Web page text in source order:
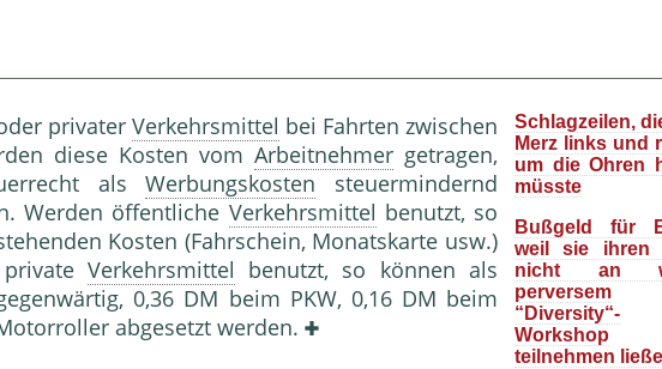
privater Verkehrsmittel bei Fahrten zwischen
diese Kosten vom Arbeitnehmer getragen,
alsWerbungskosten steuermindernd
Werden öffentliche Verkehrsmittel benutzt, so
Kosten (Fahrschein, Monatskarte usw.)
Verkehrsmittel benutzt, so können als
0,36 DM beim PKW, 0,16 DM beim
abgesetzt werden.
Schlagzeilen,
Merz links und
um die Ohren
müsste
Bußgeld für
weil sie ihren
nicht an
perversem
“Diversity“-
Workshop
teilnehmen